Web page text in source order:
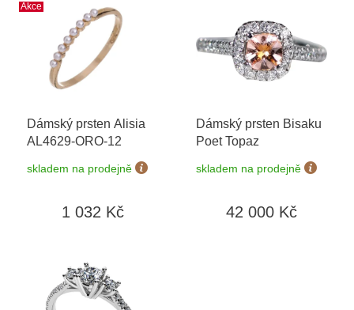
Akce
Dámský prsten Alisia
AL4629-ORO-12
skladem na prodejně
1 032 Kč
Dámský prsten Bisaku
Poet Topaz
skladem na prodejně
42 000 Kč